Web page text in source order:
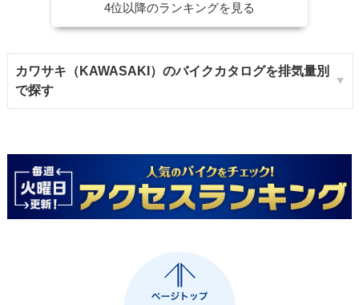
4位以降のランキングを見る
カワサキ（KAWASAKI）のバイクカタログを排気量別
で探す